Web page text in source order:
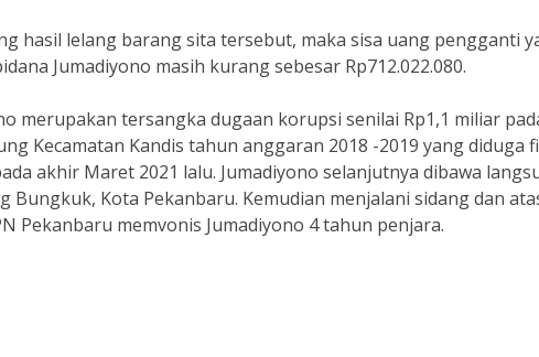
hasil lelang barang sita tersebut, maka sisa uang pengganti
Jumadiyono masih kurang sebesar Rp712.022.080.
merupakan tersangka dugaan korupsi senilai Rp1,1 miliar
Kecamatan Kandis tahun anggaran 2018 -2019 yang diduga
akhir Maret 2021 lalu. Jumadiyono selanjutnya dibawa
Bungkuk, Kota Pekanbaru. Kemudian menjalani sidang dan
Pekanbaru memvonis Jumadiyono 4 tahun penjara.